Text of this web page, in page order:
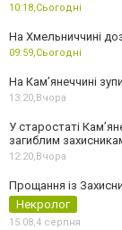
10:18,Сьогодні
На Хмельниччині
09:59,Сьогодні
На Камʼянеччині
13:20,Вчора
У старостаті
загиблим
12:20,Вчора
Прощання із
Некролог
15:08,4 серпня